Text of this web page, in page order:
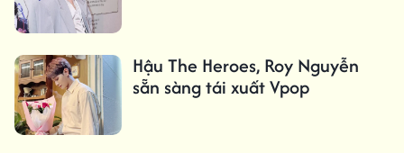
Hậu The Heroes, Roy Nguyễn
sẵn sàng tái xuất Vpop